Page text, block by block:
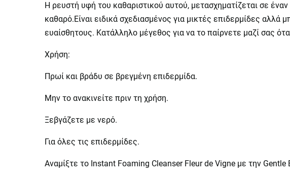
Η ρευστή υφή του καθαριστικού αυτού, μετασχηματίζεται σε
καθαρό.Είναι ειδικά σχεδιασμένος για μικτές επιδερμίδες
ευαίσθητους. Κατάλληλο μέγεθος για να το παίρνετε μαζί σας
Χρήση:
Πρωί και βράδυ σε βρεγμένη επιδερμίδα.
Μην το ανακινείτε πριν τη χρήση.
Ξεβγάζετε με νερό.
Για όλες τις επιδερμίδες.
Αναμίξτε το Instant Foaming Cleanser Fleur de Vigne με την